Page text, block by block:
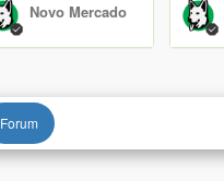
Novo Mercado
Forum